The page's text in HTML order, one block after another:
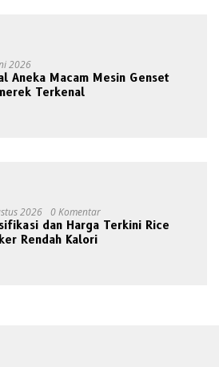
2026
Aneka Macam Mesin Genset
Terkenal
2026 0 Komentar
dan Harga Terkini Rice
Rendah Kalori